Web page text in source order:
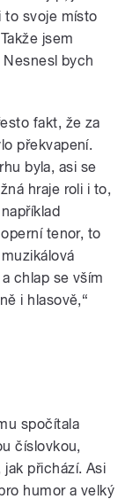
to svoje místo
jsem
bych
fakt, že za
překvapení.
byla, asi se
hraje roli i to,
tenor, to
chlap se vším
i hlasově,“
spočítala
číslovkou,
přichází. Asi
humor a velký